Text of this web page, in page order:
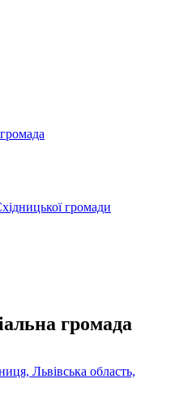
громади
громада
Львівська область,